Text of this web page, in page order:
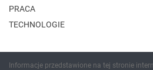
PRACA
TECHNOLOGIE
Informacje przedstawione na tej stronie